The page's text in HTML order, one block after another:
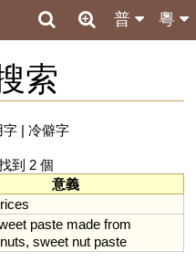
粵
普
索
字| 冷僻字
到 2 個
意義
rices
paste made from
nuts, sweet nut paste